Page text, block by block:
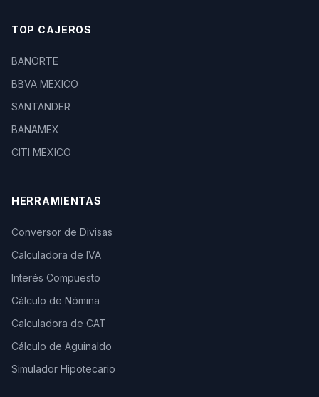
TOP CAJEROS
BANORTE
BBVA MEXICO
SANTANDER
BANAMEX
CITI MEXICO
HERRAMIENTAS
Conversor de Divisas
Calculadora de IVA
Interés Compuesto
Cálculo de Nómina
Calculadora de CAT
Cálculo de Aguinaldo
Simulador Hipotecario